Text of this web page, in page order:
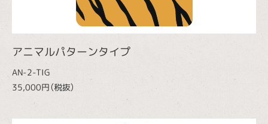
アニマルパターンタイプ
AN-2-TIG
35,000円（税抜）